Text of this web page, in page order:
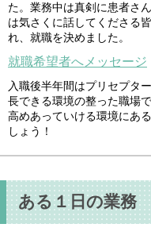
た。業務中は真剣に患者さ
は気さくに話してくださる
れ、就職を決めました。
就職希望者へメッセージ
入職後半年間はプリセプタ
長できる環境の整った職場
高めあっていける環境にあ
しょう！
ある１日の業務